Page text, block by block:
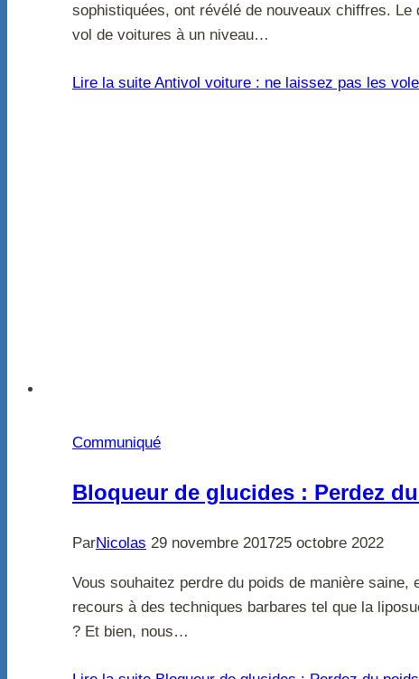
sophistiquées, ont révélé de nouveaux chiffres.
vol de voitures à un niveau…
Lire la suite Antivol voiture : ne laissez pas les
Communiqué
Bloqueur de glucides : Perdez
ParNicolas 29 novembre 201725 octobre 2022
Vous souhaitez perdre du poids de manière
recours à des techniques barbares tel que la
? Et bien, nous…